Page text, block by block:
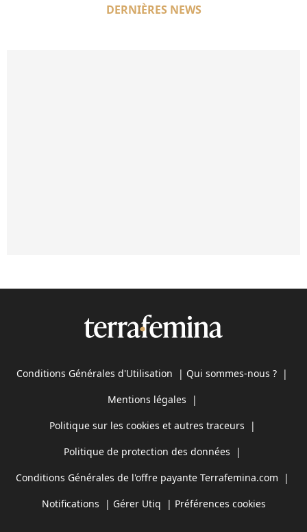
DERNIÈRES NEWS
Conditions Générales d'Utilisation | Qui sommes-nous ? |
Mentions légales |
Politique sur les cookies et autres traceurs |
Politique de protection des données |
Conditions Générales de l'offre payante Terrafemina.com |
Notifications | Gérer Utiq | Préférences cookies